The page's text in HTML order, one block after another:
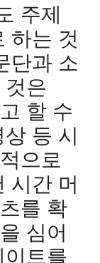
주제
하는 것
단과 소
은
할 수
등 시
으로
시간 머
를 확
심어
트를